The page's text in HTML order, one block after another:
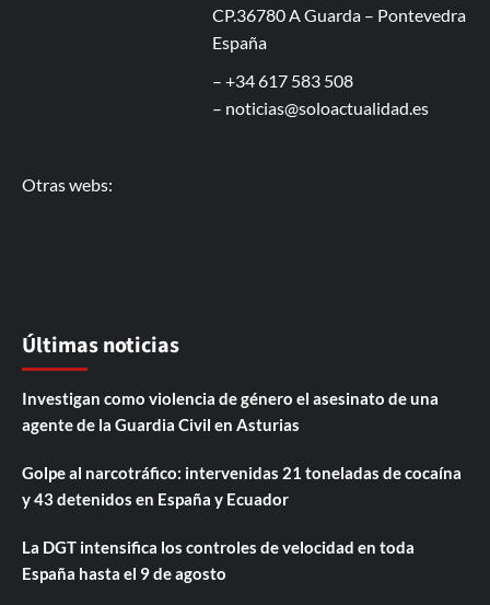
CP.36780 A Guarda – Pontevedra
España
– +34 617 583 508
– noticias@soloactualidad.es
Otras webs:
Últimas noticias
Investigan como violencia de género el asesinato de una
agente de la Guardia Civil en Asturias
Golpe al narcotráfico: intervenidas 21 toneladas de cocaína
y 43 detenidos en España y Ecuador
La DGT intensifica los controles de velocidad en toda
España hasta el 9 de agosto